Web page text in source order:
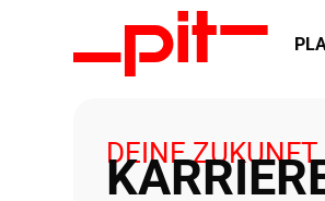
DEINE ZUKUNFT